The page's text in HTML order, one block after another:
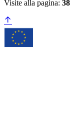
Visite alla pagina: 38